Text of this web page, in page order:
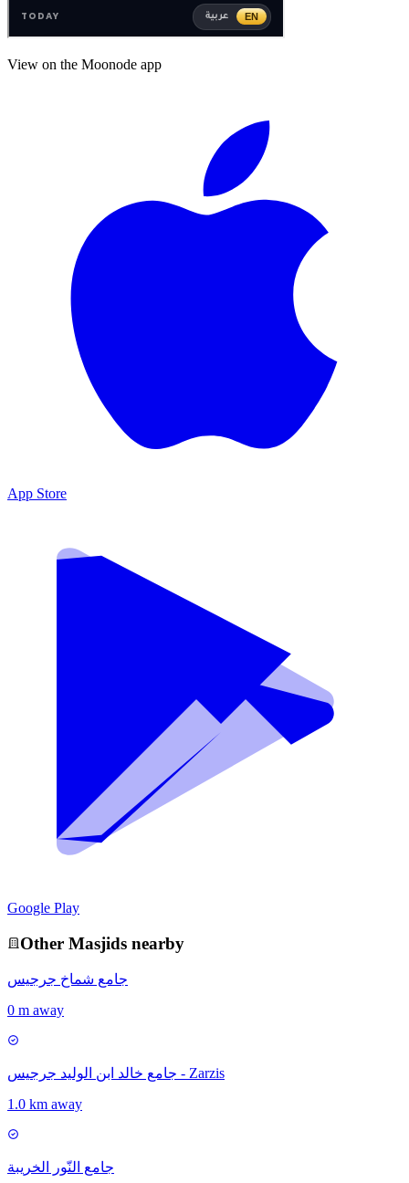
View on the Moonode app
App Store
Google Play
Other Masjids nearby
جامع شماخ جرجيس
0 m away
جامع خالد ابن الوليد جرجيس - Zarzis
1.0 km away
جامع النّور الخريبة